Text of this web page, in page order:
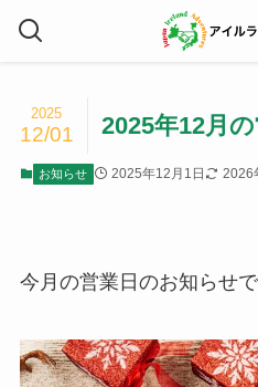
2025年12月
2025
12/01
お知らせ 2025年12月1日 2026
今月の営業日のお知らせで